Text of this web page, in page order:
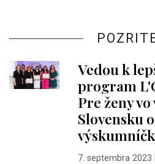
Vedou k
program
Pre ženy vo
Slovensku
7. septembra 2023